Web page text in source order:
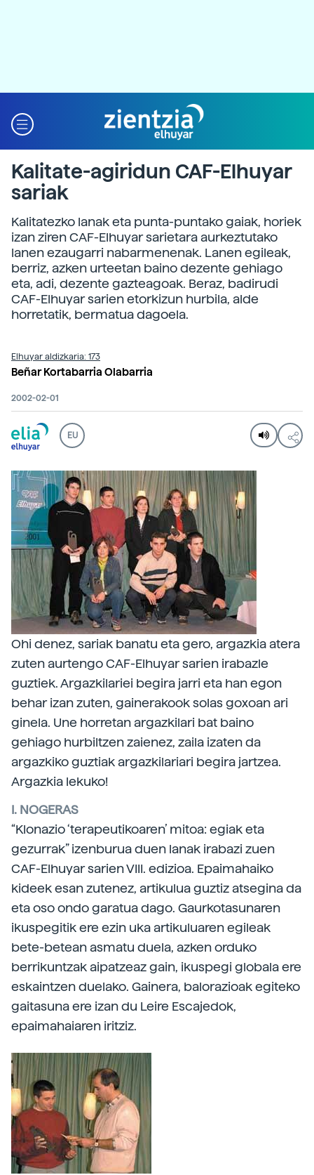
Kalitate-agiridun CAF-Elhuyar
sariak
Kalitatezko lanak eta punta-puntako gaiak, horiek
izan ziren CAF-Elhuyar sarietara aurkeztutako
lanen ezaugarri nabarmenenak. Lanen egileak,
berriz, azken urteetan baino dezente gehiago
eta, adi, dezente gazteagoak. Beraz, badirudi
CAF-Elhuyar sarien etorkizun hurbila, alde
horretatik, bermatua dagoela.
Elhuyar aldizkaria: 173
Beñar Kortabarria Olabarria
2002-02-01
EU
Ohi denez, sariak banatu eta gero, argazkia atera
zuten aurtengo CAF-Elhuyar sarien irabazle
guztiek. Argazkilariei begira jarri eta han egon
behar izan zuten, gainerakook solas goxoan ari
ginela. Une horretan argazkilari bat baino
gehiago hurbiltzen zaienez, zaila izaten da
argazkiko guztiak argazkilariari begira jartzea.
Argazkia lekuko!
I. NOGERAS
“Klonazio ‘terapeutikoaren’ mitoa: egiak eta
gezurrak” izenburua duen lanak irabazi zuen
CAF-Elhuyar sarien VIII. edizioa. Epaimahaiko
kideek esan zutenez, artikulua guztiz atsegina da
eta oso ondo garatua dago. Gaurkotasunaren
ikuspegitik ere ezin uka artikuluaren egileak
bete-betean asmatu duela, azken orduko
berrikuntzak aipatzeaz gain, ikuspegi globala ere
eskaintzen duelako. Gainera, balorazioak egiteko
gaitasuna ere izan du Leire Escajedok,
epaimahaiaren iritziz.